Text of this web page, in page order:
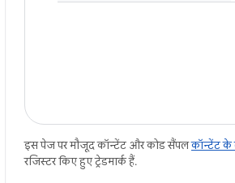
इस पेज पर मौजूद कॉन्टेंट और कोड सैंपलकॉन्टेंट के
रजिस्टर किए हुए ट्रेडमार्क हैं.